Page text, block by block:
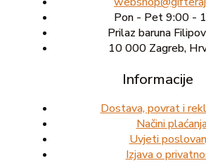
Pon - Pet 9:00 -
Prilaz baruna
10 000 Zagreb,
Informacije
Dostava, povrat i
Načini
Uvjeti
Izjava o